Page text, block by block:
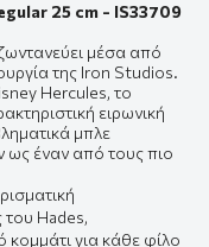
25 cm - IS33709
μέσα από
της Iron Studios.
Hercules, το
ειρωνική
μπλε
ως έναν από τους πιο
Hades,
κομμάτι για κάθε φίλο